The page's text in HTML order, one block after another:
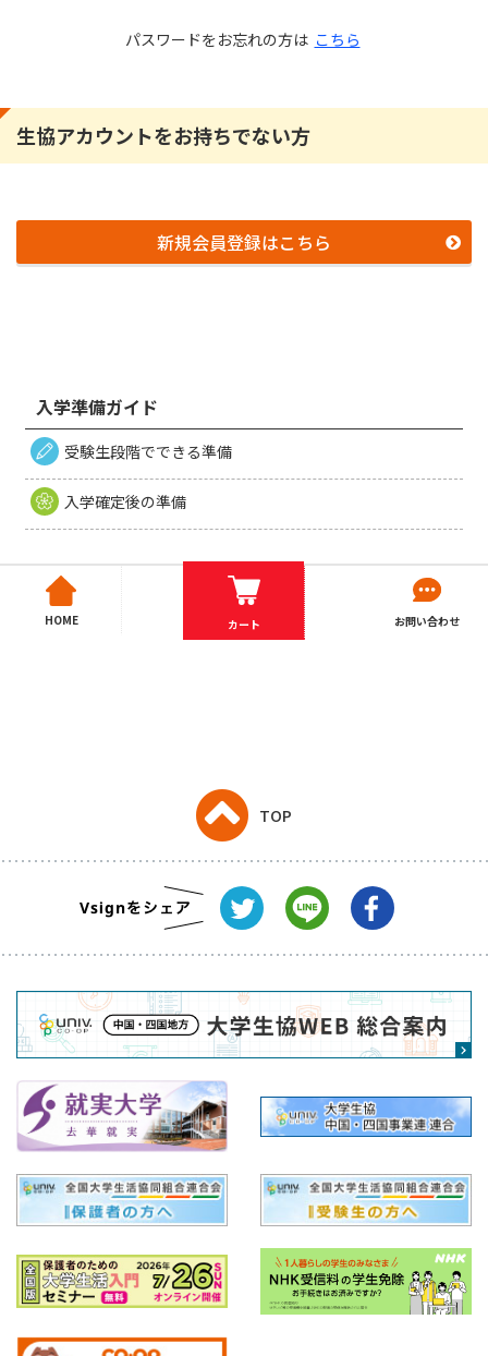
パスワードをお忘れの方は こちら
生協アカウントをお持ちでない方
新規会員登録はこちら
入学準備ガイド
受験生段階でできる準備
入学確定後の準備
HOME カート お問い合わせ
TOP